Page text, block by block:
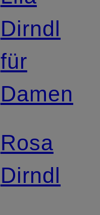
Dirndl
für
Damen
Rosa
Dirndl